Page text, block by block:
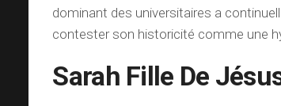
dominant des universitaires a
contester son historicité comme une
Sarah Fille De